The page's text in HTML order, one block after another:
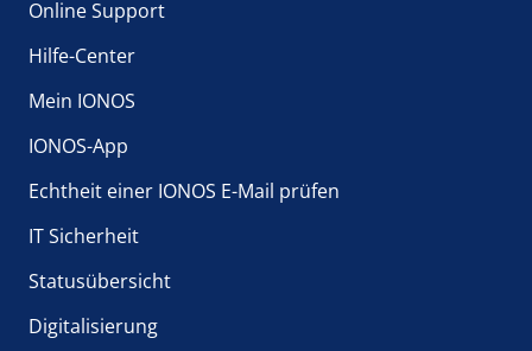
Online Support
Hilfe-Center
Mein IONOS
IONOS-App
Echtheit einer IONOS E-Mail prüfen
IT Sicherheit
Statusübersicht
Digitalisierung